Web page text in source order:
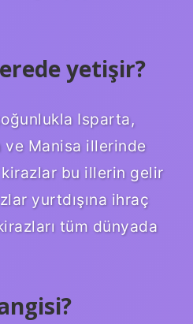
yetişir?
Isparta,
ve Manisa illerinde
bu illerin gelir
yurtdışına ihraç
tüm dünyada